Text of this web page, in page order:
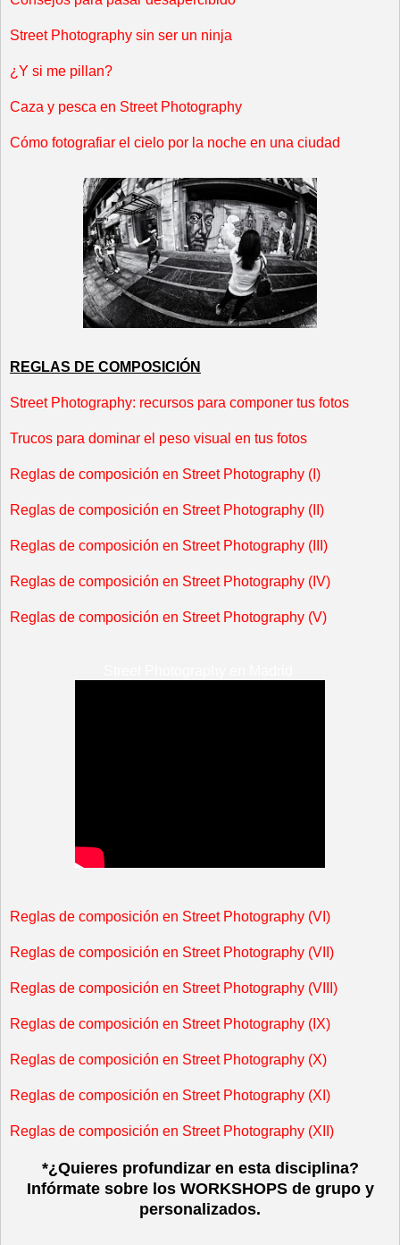
Street Photography sin ser un ninja
¿Y si me pillan?
Caza y pesca en Street Photography
Cómo fotografiar el cielo por la noche en una ciudad
REGLAS DE COMPOSICIÓN
Street Photography: recursos para componer tus fotos
Trucos para dominar el peso visual en tus fotos
Reglas de composición en Street Photography (I)
Reglas de composición en Street Photography (II)
Reglas de composición en Street Photography (III)
Reglas de composición en Street Photography (IV)
Reglas de composición en Street Photography (V)
Reglas de composición en Street Photography (VI)
Reglas de composición en Street Photography (VII)
Reglas de composición en Street Photography (VIII)
Reglas de composición en Street Photography (IX)
Reglas de composición en Street Photography (X)
Reglas de composición en Street Photography (XI)
Reglas de composición en Street Photography (XII)
*¿Quieres profundizar en esta disciplina?
Infórmate sobre los WORKSHOPS de grupo y
personalizados.